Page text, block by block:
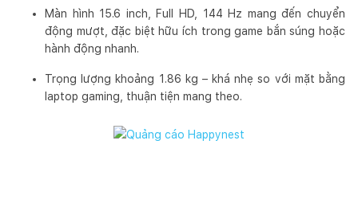
Màn hình 15.6 inch, Full HD, 144 Hz mang đến chuyển
động mượt, đặc biệt hữu ích trong game bắn súng hoặc
hành động nhanh.
Trọng lượng khoảng 1.86 kg – khá nhẹ so với mặt bằng
laptop gaming, thuận tiện mang theo.